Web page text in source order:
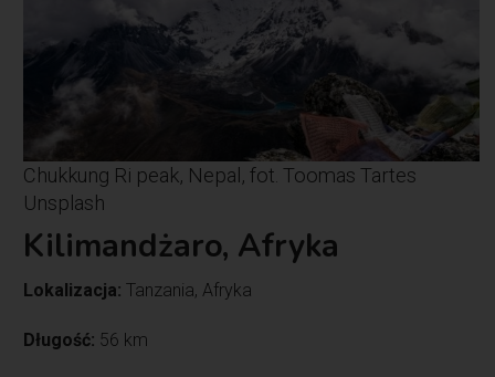
Chukkung Ri peak, Nepal, fot. Toomas Tartes
Unsplash
Kilimandżaro, Afryka
Lokalizacja:Tanzania, Afryka
Długość: 56 km